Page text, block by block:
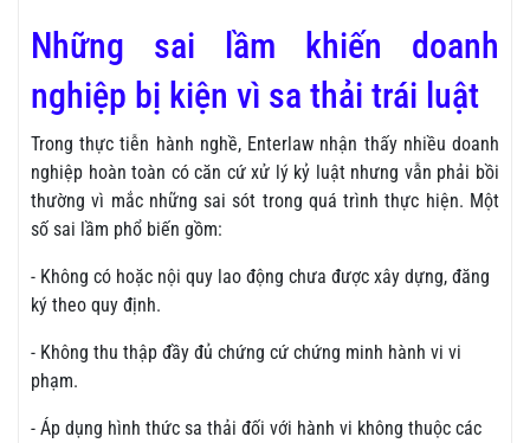
Những sai lầm khiến doanh
nghiệp bị kiện vì sa thải trái luật
Trong thực tiễn hành nghề, Enterlaw nhận thấy nhiều doanh
nghiệp hoàn toàn có căn cứ xử lý kỷ luật nhưng vẫn phải bồi
thường vì mắc những sai sót trong quá trình thực hiện. Một
số sai lầm phổ biến gồm:
- Không có hoặc nội quy lao động chưa được xây dựng, đăng
ký theo quy định.
- Không thu thập đầy đủ chứng cứ chứng minh hành vi vi
phạm.
- Áp dụng hình thức sa thải đối với hành vi không thuộc các